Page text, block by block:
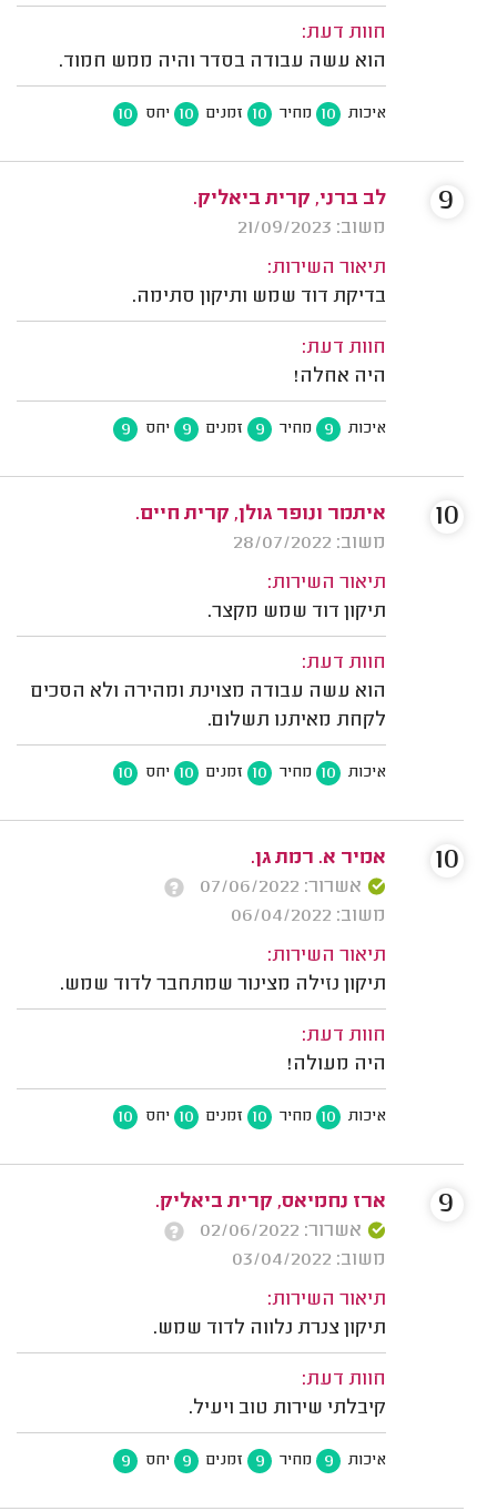
חוות דעת:
הוא עשה עבודה בסדר והיה ממש חמוד.
איכות 10 מחיר 10 זמנים 10 יחס 10
לב ברני, קרית ביאליק.
משוב: 21/09/2023
תיאור השירות:
בדיקת דוד שמש ותיקון סתימה.
חוות דעת:
היה אחלה!
איכות 9 מחיר 9 זמנים 9 יחס 9
9
איתמר ונופר גולן, קרית חיים.
משוב: 28/07/2022
תיאור השירות:
תיקון דוד שמש מקצר.
חוות דעת:
הוא עשה עבודה מצוינת ומהירה ולא הסכים
לקחת מאיתנו תשלום.
איכות 10 מחיר 10 זמנים 10 יחס 10
10
אמיר א. רמת גן.
אשרור: 07/06/2022
משוב: 06/04/2022
תיאור השירות:
תיקון נזילה מצינור שמתחבר לדוד שמש.
חוות דעת:
היה מעולה!
איכות 10 מחיר 10 זמנים 10 יחס 10
10
ארז נחמיאס, קרית ביאליק.
אשרור: 02/06/2022
משוב: 03/04/2022
תיאור השירות:
תיקון צנרת נלווה לדוד שמש.
חוות דעת:
קיבלתי שירות טוב ויעיל.
איכות 9 מחיר 9 זמנים 9 יחס 9
9